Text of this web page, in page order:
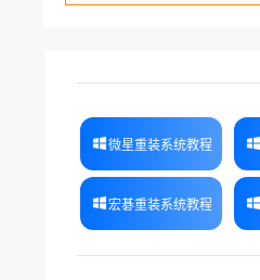
微星重装系统教程
宏碁重装系统教程